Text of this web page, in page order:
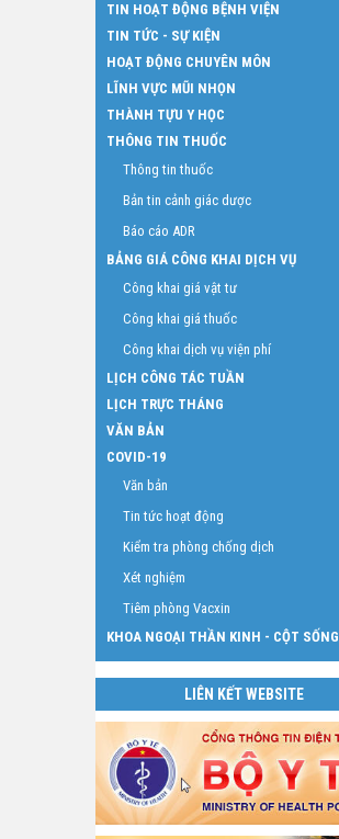
TIN HOẠT ĐỘNG BỆNH VIỆN
TIN TỨC - SỰ KIỆN
HOẠT ĐỘNG CHUYÊN MÔN
LĨNH VỰC MŨI NHỌN
THÀNH TỰU Y HỌC
THÔNG TIN THUỐC
Thông tin thuốc
Bản tin cảnh giác dược
Báo cáo ADR
BẢNG GIÁ CÔNG KHAI DỊCH VỤ
Công khai giá vật tư
Công khai giá thuốc
Công khai dịch vụ viện phí
LỊCH CÔNG TÁC TUẦN
LỊCH TRỰC THÁNG
VĂN BẢN
COVID-19
Văn bản
Tin tức hoạt động
Kiểm tra phòng chống dịch
Xét nghiệm
Tiêm phòng Vacxin
KHOA NGOẠI THẦN KINH - CỘT SỐNG
LIÊN KẾT WEBSITE